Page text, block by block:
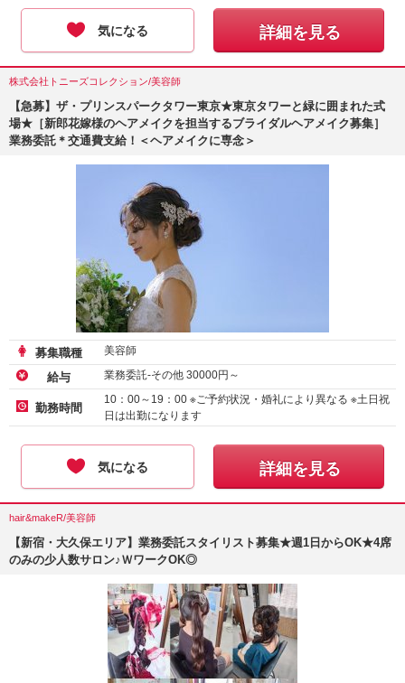
気になる 詳細を見る
株式会社トニーズコレクション/美容師
【急募】ザ・プリンスパークタワー東京★東京タワーと緑に囲まれた式
場★［新郎花嫁様のヘアメイクを担当するブライダルヘアメイク募集］
業務委託＊交通費支給！＜ヘアメイクに専念＞
募集職種 美容師
給与 業務委託-その他 30000円～
勤務時間
10：00～19：00 ※ご予約状況・婚礼により異なる ※土日祝
日は出勤になります
気になる 詳細を見る
hair&makeR/美容師
【新宿・大久保エリア】業務委託スタイリスト募集★週1日からOK★4席
のみの少人数サロン♪ＷワークOK◎